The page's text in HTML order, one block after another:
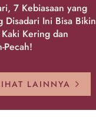
7 Kebiasaan yang
Disadari Ini Bisa Bikin
Kering dan
Pecah!
LAINNYA